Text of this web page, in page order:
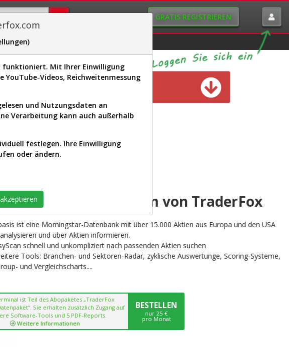
GRATIS REGISTRIEREN
Visualizations
Kunden verfügbar
TERMINAL
Plattform von TraderFox
ist eine Morningstar-Datenbank mit über 15.000 Aktien aus Europa und den USA
und über Aktien informieren.
schnell und unkompliziert nach passenden Aktien suchen
Tools: Branchen- und Sektoren-Radar, zyklische Auswertunge, Scoring-Systeme,
und Vergleichscharts....
ist Teil des Abopaketes „TraderFox
Sie erhalten zusätzlich Zugang auf
Software-Tools und 5 PDF-Reports.
Weitere Informationen
BESTELLEN
nur 25 €
pro Monat
funktioniert. Mit Ihrer Einwilligung
Videos, Reichweitenmessung
und Nutzungsdaten an
Verarbeitung kann auch außerhalb
festlegen. Ihre Einwilligung
oder ändern.